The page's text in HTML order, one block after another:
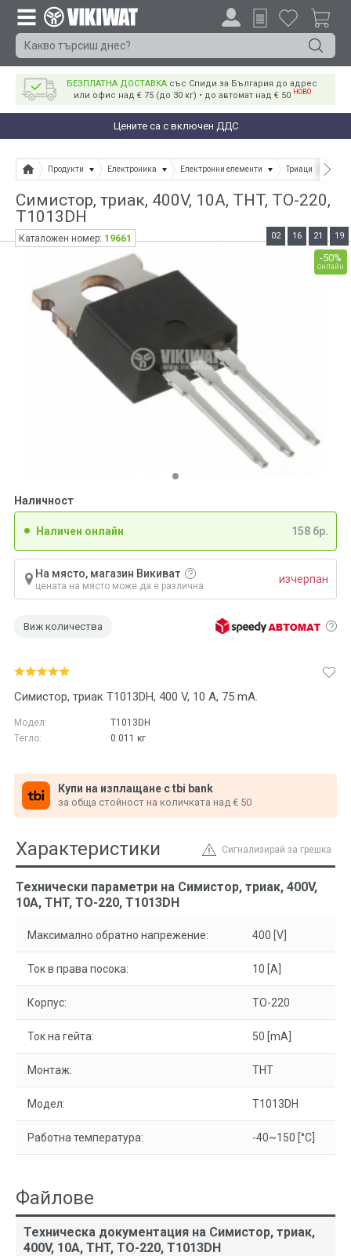
БЕЗПЛАТНА ДОСТАВКА със Спиди за България до адрес
или офис над € 75 (до 30 кг) • до автомат над € 50 НОВО
Цените са с включен ДДС
Продукти Електроника Електронни елементи Триаци
Симистор, триак, 400V, 10A, THT, TO-220,
T1013DH
Симистор, триак T1013DH, 400 V, 10 A, 75 mA.
Модел:
T1013DH
Тегло:
0.011 кг
Купи на изплащане с tbi bank
за обща стойност на количката над € 50
Наличност
Наличен онлайн 158 бр.
На място, магазин Викиват
цената на място може да е различна
изчерпан
Виж количества
-50%
онлайн
02 16 21 19
Каталожен номер: 19661
Сигнализирай за грешка
Характеристики
Технически параметри на Симистор, триак, 400V,
10A, THT, TO-220, T1013DH
Максимално обратно напрежение: 400 [V]
Ток в права посока: 10 [A]
Корпус: TO-220
Ток на гейта: 50 [mA]
Монтаж: THT
Модел: T1013DH
Работна температура: -40~150 [°C]
Файлове
Техническа документация на Симистор, триак,
400V, 10A, THT, TO-220, T1013DH